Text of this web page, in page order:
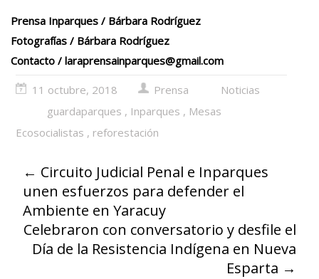
Prensa Inparques / Bárbara Rodríguez
Fotografías / Bárbara Rodríguez
Contacto / laraprensainparques@gmail.com
11 octubre, 2018 Prensa
Noticias
guardaparques , Inparques , Mesas
Ecosocialistas , reforestación
← Circuito Judicial Penal e Inparques
unen esfuerzos para defender el
Ambiente en Yaracuy
Celebraron con conversatorio y desfile el
Día de la Resistencia Indígena en Nueva
Esparta →